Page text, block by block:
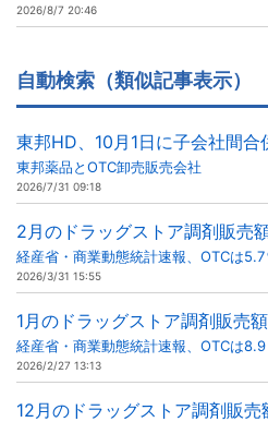
2026/8/7 20:46
自動検索（類似記事表示）
東邦HD、10月1日に子会社間合
東邦薬品とOTC卸売販売会社
2026/7/31 09:18
2月のドラッグストア調剤販売
経産省・商業動態統計速報、OTCは5.7
2026/3/31 15:55
1月のドラッグストア調剤販売
経産省・商業動態統計速報、OTCは
2026/2/27 13:13
12月のドラッグストア調剤販売